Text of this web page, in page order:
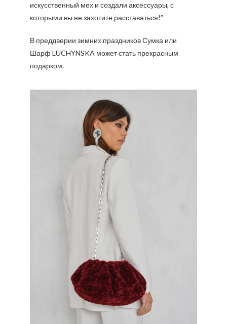
искусственный мех и создали аксессуары, с
которыми вы не захотите расставаться!”
В преддверии зимних праздников Сумка или
Шарф LUCHYNSKA может стать прекрасным
подарком.